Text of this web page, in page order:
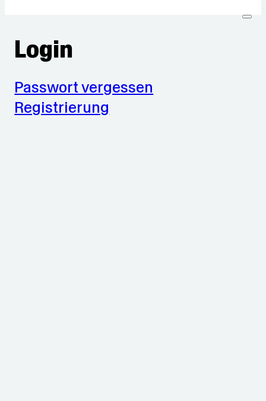
Login
Passwort vergessen
Registrierung